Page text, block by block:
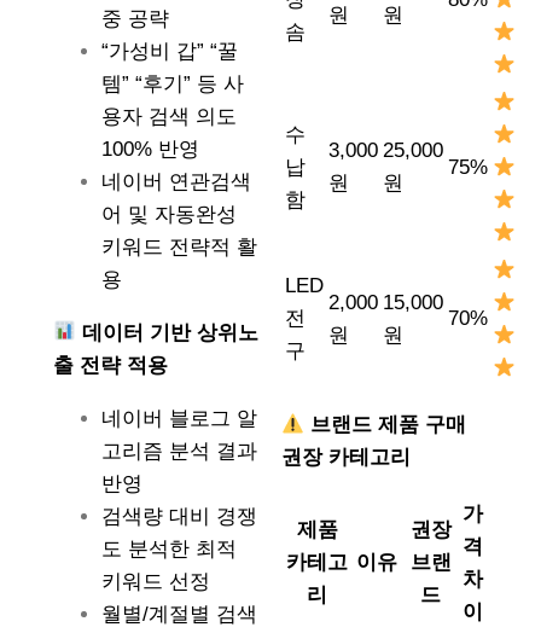
중 공략
“가성비 갑” “꿀
템” “후기” 등 사
용자 검색 의도
100% 반영
네이버 연관검색
어 및 자동완성
키워드 전략적 활
용
데이터 기반 상위노
출 전략 적용
네이버 블로그 알
고리즘 분석 결과
반영
검색량 대비 경쟁
도 분석한 최적
키워드 선정
월별/계절별 검색
솜
원
원
수
납
함
3,000
원
25,000
원
75%
LED
전
구
2,000
원
15,000
원
70%
브랜드 제품 구매
권장 카테고리
제품
카테고
리
이유
권장
브랜
드
가
격
차
이